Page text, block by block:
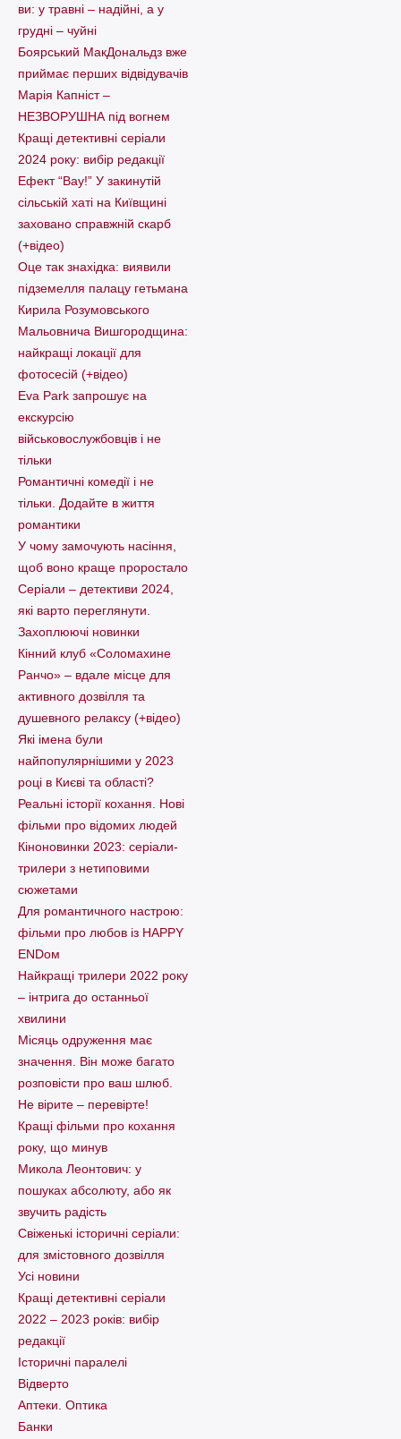
ви: у травні – надійні, а у
грудні – чуйні
Боярський МакДональдз вже
приймає перших відвідувачів
Марія Капніст –
НЕЗВОРУШНА під вогнем
Кращі детективні серіали
2024 року: вибір редакції
Ефект “Вау!” У закинутій
сільській хаті на Київщині
заховано справжній скарб
(+відео)
Оце так знахідка: виявили
підземелля палацу гетьмана
Кирила Розумовського
Мальовнича Вишгородщина:
найкращі локації для
фотосесій (+відео)
Eva Park запрошує на
екскурсію
військовослужбовців і не
тільки
Романтичні комедії і не
тільки. Додайте в життя
романтики
У чому замочують насіння,
щоб воно краще проростало
Серіали – детективи 2024,
які варто пеpеглянути.
Захоплюючі новинки
Кінний клуб «Соломахине
Ранчо» – вдале місце для
активного дозвілля та
душевного релаксу (+відео)
Які імена були
найпопулярнішими у 2023
році в Києві та області?
Реальні історії кохання. Нові
фільми про відомих людей
Кіноновинки 2023: серіали-
трилери з нетиповими
сюжетами
Для романтичного настрою:
фільми про любов із HAPPY
ENDом
Найкращі трилери 2022 року
– інтрига до останньої
хвилини
Місяць одруження має
значення. Він може багато
розповісти про ваш шлюб.
Не вірите – перевірте!
Кращі фільми про кохання
року, що минув
Микола Леонтович: у
пошуках абсолюту, або як
звучить радість
Свіженькі історичні серіали:
для змістовного дозвілля
Усі новини
Кращі детективні серіали
2022 – 2023 років: вибір
редакції
Історичні паралелі
Відверто
Аптеки. Оптика
Банки